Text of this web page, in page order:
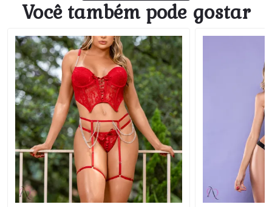
Você também pode gostar